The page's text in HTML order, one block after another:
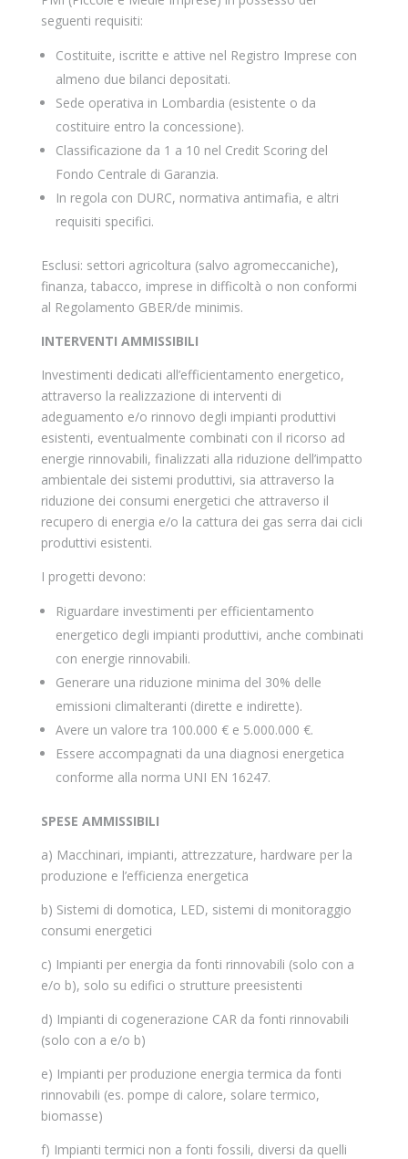
seguenti requisiti:
Costituite, iscritte e attive nel Registro Imprese con
almeno due bilanci depositati.
Sede operativa in Lombardia (esistente o da
costituire entro la concessione).
Classificazione da 1 a 10 nel Credit Scoring del
Fondo Centrale di Garanzia.
In regola con DURC, normativa antimafia, e altri
requisiti specifici.
Esclusi: settori agricoltura (salvo agromeccaniche),
finanza, tabacco, imprese in difficoltà o non conformi
al Regolamento GBER/de minimis.
INTERVENTI AMMISSIBILI
Investimenti dedicati all’efficientamento energetico,
attraverso la realizzazione di interventi di
adeguamento e/o rinnovo degli impianti produttivi
esistenti, eventualmente combinati con il ricorso ad
energie rinnovabili, finalizzati alla riduzione dell’impatto
ambientale dei sistemi produttivi, sia attraverso la
riduzione dei consumi energetici che attraverso il
recupero di energia e/o la cattura dei gas serra dai cicli
produttivi esistenti.
I progetti devono:
Riguardare investimenti per efficientamento
energetico degli impianti produttivi, anche combinati
con energie rinnovabili.
Generare una riduzione minima del 30% delle
emissioni climalteranti (dirette e indirette).
Avere un valore tra 100.000 € e 5.000.000 €.
Essere accompagnati da una diagnosi energetica
conforme alla norma UNI EN 16247.
SPESE AMMISSIBILI
a) Macchinari, impianti, attrezzature, hardware per la
produzione e l’efficienza energetica
b) Sistemi di domotica, LED, sistemi di monitoraggio
consumi energetici
c) Impianti per energia da fonti rinnovabili (solo con a
e/o b), solo su edifici o strutture preesistenti
d) Impianti di cogenerazione CAR da fonti rinnovabili
(solo con a e/o b)
e) Impianti per produzione energia termica da fonti
rinnovabili (es. pompe di calore, solare termico,
biomasse)
f) Impianti termici non a fonti fossili, diversi da quelli